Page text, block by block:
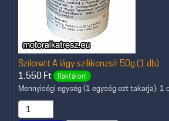
Szilorett A lágy szilikonzsír 50g (1 db)
1.550 Ft Raktáron!
Mennyiségi egység (1 egység ezt takarja): 1